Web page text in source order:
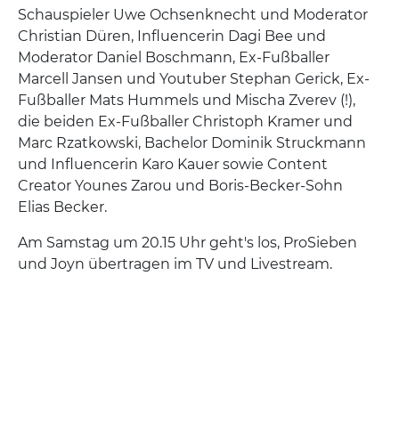
Schauspieler Uwe Ochsenknecht und Moderator
Christian Düren, Influencerin Dagi Bee und
Moderator Daniel Boschmann, Ex-Fußballer
Marcell Jansen und Youtuber Stephan Gerick, Ex-
Fußballer Mats Hummels und Mischa Zverev (!),
die beiden Ex-Fußballer Christoph Kramer und
Marc Rzatkowski, Bachelor Dominik Struckmann
und Influencerin Karo Kauer sowie Content
Creator Younes Zarou und Boris-Becker-Sohn
Elias Becker.
Am Samstag um 20.15 Uhr geht's los, ProSieben
und Joyn übertragen im TV und Livestream.